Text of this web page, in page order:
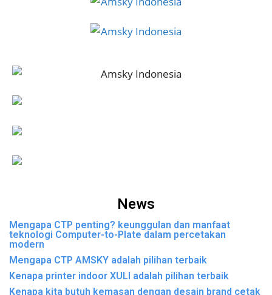
News
Mengapa CTP penting? keunggulan dan manfaat
teknologi Computer-to-Plate dalam percetakan
modern
Mengapa CTP AMSKY adalah pilihan terbaik
Kenapa printer indoor XULI adalah pilihan terbaik
Kenapa kita butuh kemasan dengan desain brand cetak